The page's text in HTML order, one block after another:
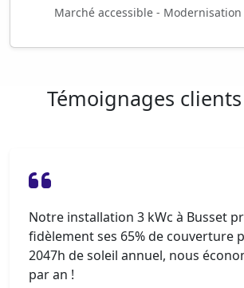
Marché accessible -
Témoignages
Notre installation 3 kWc à Busset
fidèlement ses 65% de couverture
2047h de soleil annuel, nous
par an !